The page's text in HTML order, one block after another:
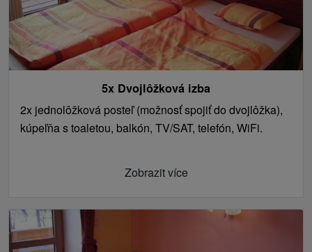
5x Dvojlôžková izba
2x jednolôžková posteľ (možnosť spojiť do dvojlôžka),
kúpeľňa s toaletou, balkón, TV/SAT, telefón, WiFi.
Zobrazit více